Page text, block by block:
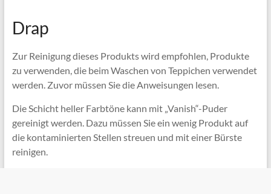
Drap
Zur Reinigung dieses Produkts wird empfohlen, Produkte
zu verwenden, die beim Waschen von Teppichen verwendet
werden. Zuvor müssen Sie die Anweisungen lesen.
Die Schicht heller Farbtöne kann mit „Vanish“-Puder
gereinigt werden. Dazu müssen Sie ein wenig Produkt auf
die kontaminierten Stellen streuen und mit einer Bürste
reinigen.